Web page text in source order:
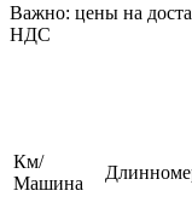
Важно: цены на
НДС
Км/
Машина